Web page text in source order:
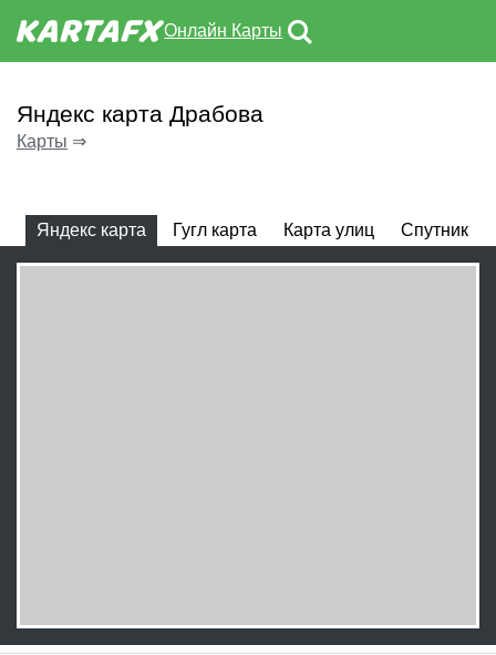
Онлайн Карты
Яндекс карта Драбова
Карты ⇒
Яндекс карта Гугл карта Карта улиц Спутник